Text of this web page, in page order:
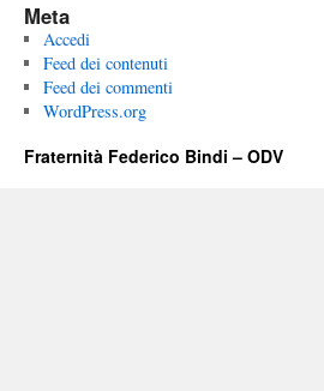
Meta
Accedi
Feed dei contenuti
Feed dei commenti
WordPress.org
Fraternità Federico Bindi – ODV